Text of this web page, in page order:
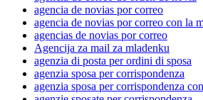
agencia de novias por correo
agencia de novias por correo con la
agencias de novias por correo
Agencija za mail za mladenku
agenzia di posta per ordini di sposa
agenzia sposa per corrispondenza
agenzia sposa per corrispondenza